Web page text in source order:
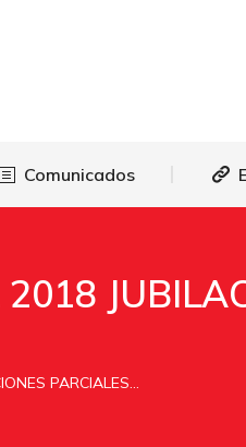
Comunicados
PARCIALES…